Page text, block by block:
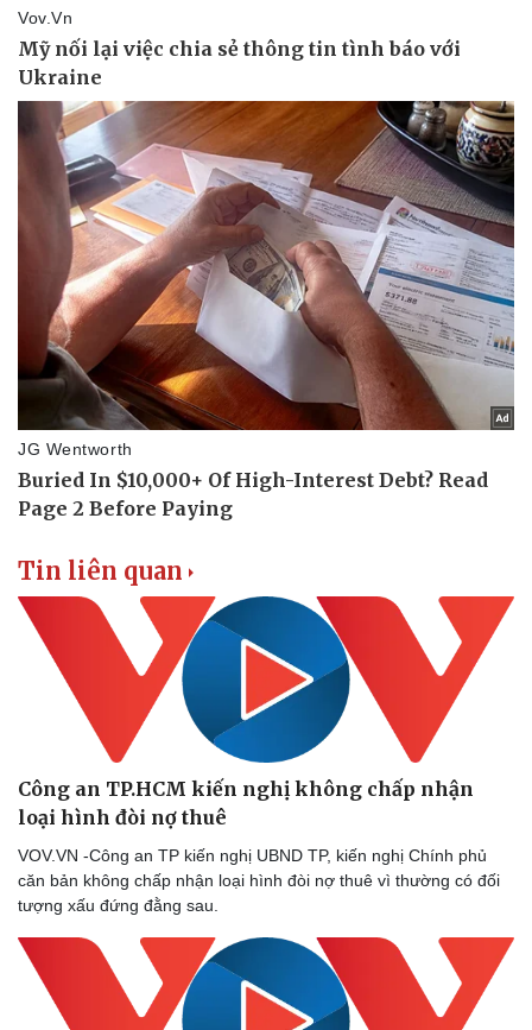
Pháp luật
Vụ án
Tư vấn luật
Quân sự - Quốc phòng
Việt Nam
Phân tích
Tin liên quan
Công an TP.HCM kiến nghị không chấp nhận
loại hình đòi nợ thuê
VOV.VN -Công an TP kiến nghị UBND TP, kiến nghị Chính phủ
căn bản không chấp nhận loại hình đòi nợ thuê vì thường có đối
tượng xấu đứng đằng sau.